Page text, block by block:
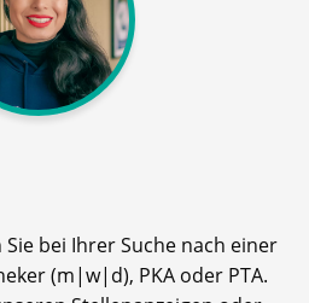
bei Ihrer Suche nach einer
(m|w|d), PKA oder PTA.